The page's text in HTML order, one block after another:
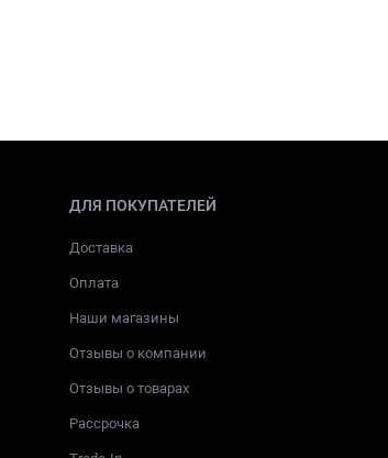
ДЛЯ ПОКУПАТЕЛЕЙ
Доставка
Оплата
Наши магазины
Отзывы о компании
Отзывы о товарах
Рассрочка